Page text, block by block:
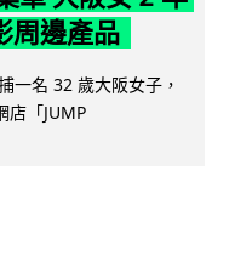
周邊產品
一名 32 歲大阪女子，
店「JUMP